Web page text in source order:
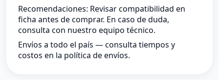
Recomendaciones: Revisar compatibilidad en
ficha antes de comprar. En caso de duda,
consulta con nuestro equipo técnico.
Envíos a todo el país — consulta tiempos y
costos en la política de envíos.